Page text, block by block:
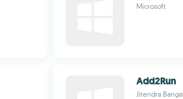
Microsoft
Add2Run
Jitendra